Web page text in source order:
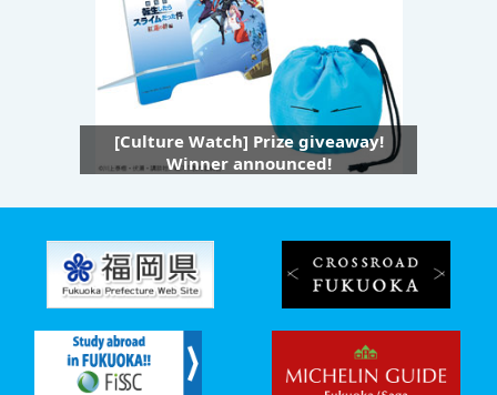
[Culture Watch] Prize giveaway!
Winner announced!